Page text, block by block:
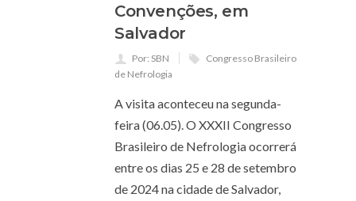
Convenções, em
Salvador
Por: SBN
Congresso Brasileiro
de Nefrologia
A visita aconteceu na segunda-
feira (06.05). O XXXII Congresso
Brasileiro de Nefrologia ocorrerá
entre os dias 25 e 28 de setembro
de 2024 na cidade de Salvador,